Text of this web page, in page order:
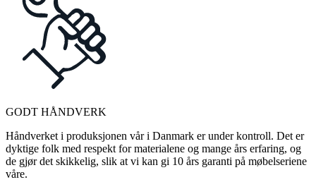
GODT HÅNDVERK
Håndverket i produksjonen vår i Danmark er under kontroll. Det er
dyktige folk med respekt for materialene og mange års erfaring, og
de gjør det skikkelig, slik at vi kan gi 10 års garanti på møbelseriene
våre.